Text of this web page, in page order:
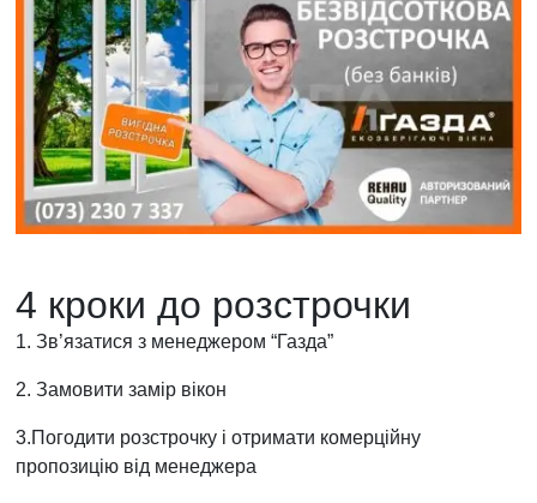
4 кроки до розстрочки
1. Зв’язатися з менеджером “Газда”
2. Замовити замір вікон
3.Погодити розстрочку і отримати комерційну
пропозицію від менеджера